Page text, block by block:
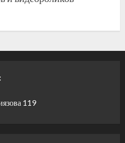
119